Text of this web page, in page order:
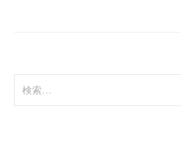
送
り
索: